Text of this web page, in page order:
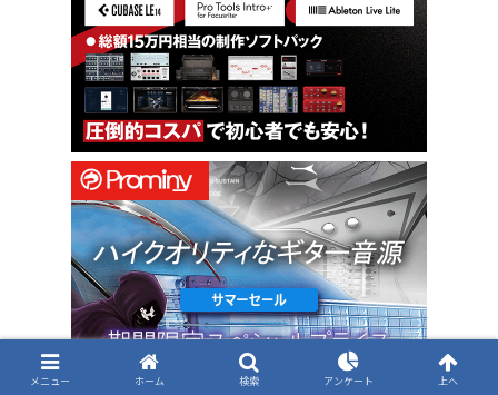
メニュー ホーム 検索 アンケート 上へ